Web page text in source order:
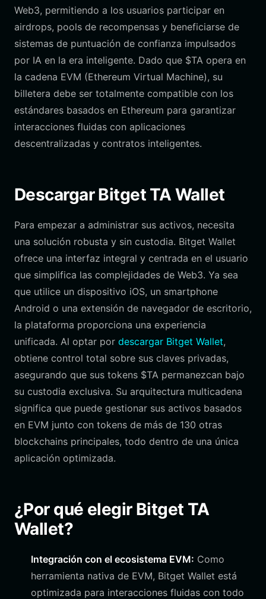
Web3, permitiendo a los usuarios participar en
airdrops, pools de recompensas y beneficiarse de
sistemas de puntuación de confianza impulsados
por IA en la era inteligente. Dado que $TA opera en
la cadena EVM (Ethereum Virtual Machine), su
billetera debe ser totalmente compatible con los
estándares basados en Ethereum para garantizar
interacciones fluidas con aplicaciones
descentralizadas y contratos inteligentes.
Descargar Bitget TA Wallet
Para empezar a administrar sus activos, necesita
una solución robusta y sin custodia. Bitget Wallet
ofrece una interfaz integral y centrada en el usuario
que simplifica las complejidades de Web3. Ya sea
que utilice un dispositivo iOS, un smartphone
Android o una extensión de navegador de escritorio,
la plataforma proporciona una experiencia
unificada. Al optar por descargar Bitget Wallet,
obtiene control total sobre sus claves privadas,
asegurando que sus tokens $TA permanezcan bajo
su custodia exclusiva. Su arquitectura multicadena
significa que puede gestionar sus activos basados
en EVM junto con tokens de más de 130 otras
blockchains principales, todo dentro de una única
aplicación optimizada.
¿Por qué elegir Bitget TA
Wallet?
Integración con el ecosistema EVM: Como
herramienta nativa de EVM, Bitget Wallet está
optimizada para interacciones fluidas con todo